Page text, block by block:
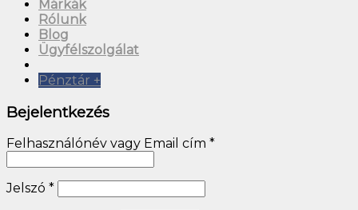
Márkák
Rólunk
Blog
Ügyfélszolgálat
Pénztár +
Bejelentkezés
Felhasználónév vagy Email cím *
Jelszó *